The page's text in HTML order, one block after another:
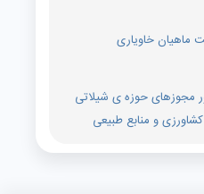
ماهیان خاویاری
مجوزهای حوزه ی شیلاتی
و منابع طبیعی